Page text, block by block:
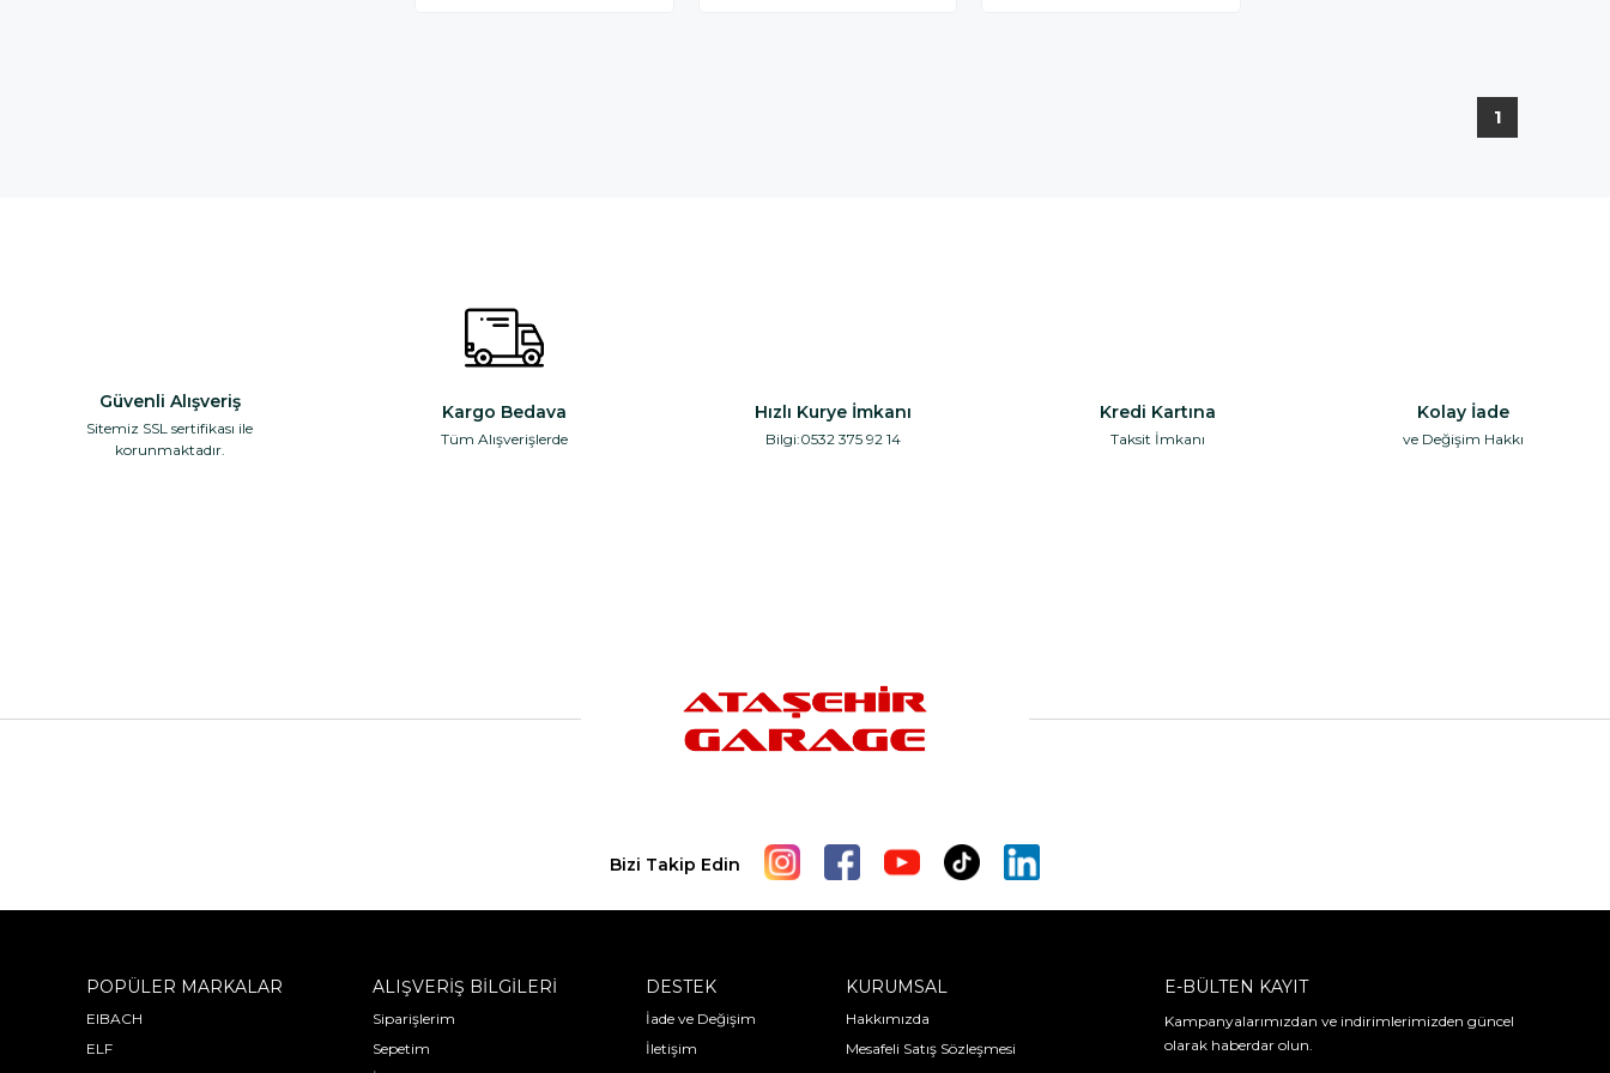
1
Güvenli Alışveriş
Sitemiz SSL sertifikası ile
korunmaktadır.
Kargo Bedava
Tüm Alışverişlerde
Hızlı Kurye İmkanı
Bilgi:0532 375 92 14
Kredi Kartına
Taksit İmkanı
Kolay İade
ve Değişim Hakkı
Bizi Takip Edin
POPÜLER MARKALAR
EIBACH
ELF
ALIŞVERİŞ BİLGİLERİ
Siparişlerim
Sepetim
DESTEK
İade ve Değişim
İletişim
KURUMSAL
Hakkımızda
Mesafeli Satış Sözleşmesi
E-BÜLTEN KAYIT
Kampanyalarımızdan ve indirimlerimizden güncel
olarak haberdar olun.